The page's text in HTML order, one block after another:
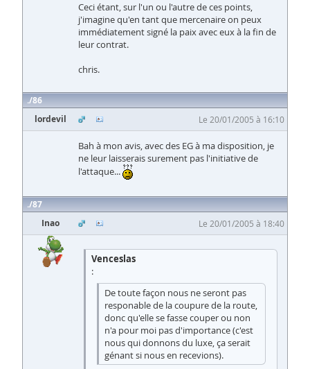
Ceci étant, sur l'un ou l'autre de ces points,
j'imagine qu'en tant que mercenaire on peux
immédiatement signé la paix avec eux à la fin de
leur contrat.
chris.
86
lordevil
Le 20/01/2005 à 16:10
Bah à mon avis, avec des EG à ma disposition, je
ne leur laisserais surement pas l'initiative de
l'attaque...
87
Inao
Le 20/01/2005 à 18:40
Venceslas
:
De toute façon nous ne seront pas
responable de la coupure de la route,
donc qu'elle se fasse couper ou non
n'a pour moi pas d'importance (c'est
nous qui donnons du luxe, ça serait
génant si nous en recevions).